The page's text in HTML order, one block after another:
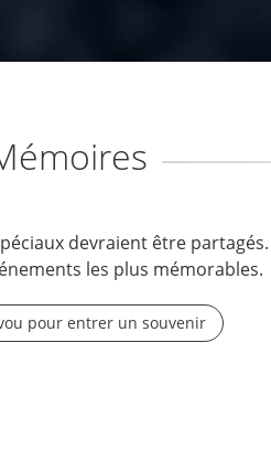
devraient être partagés.
les plus mémorables.
pour entrer un souvenir